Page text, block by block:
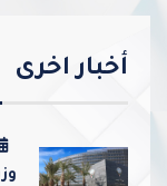
أخبار اخرى